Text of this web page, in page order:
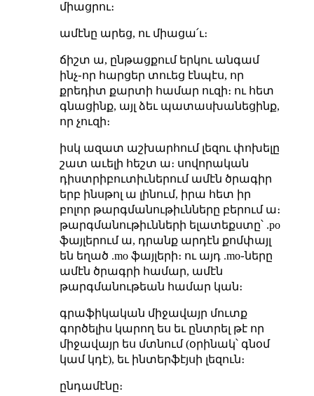
միացրու։
ամէնը արեց, ու միացա՛ւ։
ճիշտ ա, ընթացքում երկու անգամ
ինչ֊որ հարցեր տուեց էնպէս, որ
քրեդիտ քարտի համար ուզի։ ու հետ
գնացինք, այլ ձեւ պատասխանեցինք,
որ չուզի։
իսկ ազատ աշխարհում լեզու փոխելը
շատ աւելի հեշտ ա։ սովորական
դիստրիբուտիւներում ամէն ծրագիր
երբ ինսթոլ ա լինում, իրա հետ իր
բոլոր թարգմանութիւնները բերում ա։
թարգմանութիւնների ելատեքստը՝ .po
ֆայլերում ա, դրանք արդէն քոմփայլ
են եղած .mo ֆայլերի։ ու այդ .mo֊ները
ամէն ծրագրի համար, ամէն
թարգմանութեան համար կան։
գրաֆիկական միջավայր մուտք
գործելիս կարող ես եւ ընտրել թէ որ
միջավայր ես մտնում (օրինակ՝ գնօմ
կամ կդէ), եւ ինտերֆէյսի լեզուն։
ընդամէնը։